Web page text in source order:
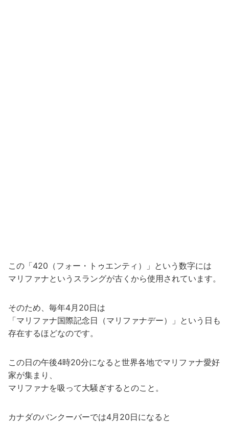
この「420（フォー・トゥエンティ）」という数字には
マリファナというスラングが古くから使用されています。
そのため、毎年4月20日は
「マリファナ国際記念日（マリファナデー）」という日も
存在するほどなのです。
この日の午後4時20分になると世界各地でマリファナ愛好
家が集まり、
マリファナを吸って大騒ぎするとのこと。
カナダのバンクーバーでは4月20日になると